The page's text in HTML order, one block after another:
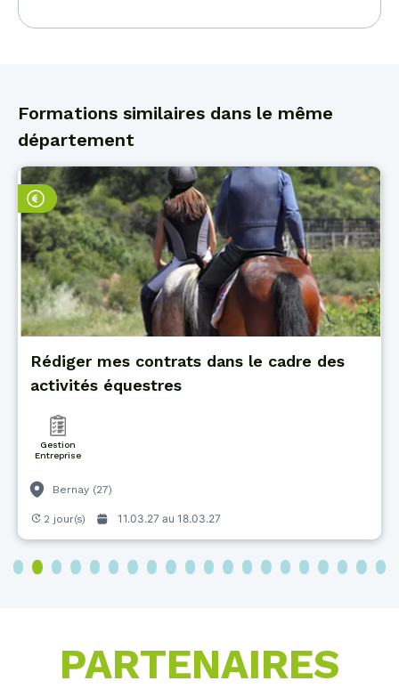
Formations similaires dans le même
département
Rédiger mes contrats dans le cadre des
activités équestres
Gestion
Entreprise
Bernay (27)
2 jour(s) 11.03.27 au 18.03.27
3 4 5 6 7 8 9 10 11 12 13 14 15 16 17 18 19 20
PARTENAIRES